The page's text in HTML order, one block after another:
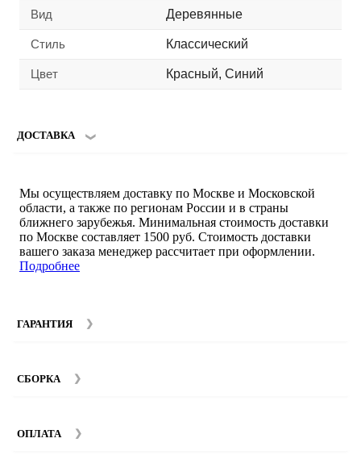
Вид Деревянные
Стиль Классический
Цвет Красный, Синий
ДОСТАВКА
Мы осуществляем доставку по Москве и Московской
области, а также по регионам России и в страны
ближнего зарубежья. Минимальная стоимость доставки
по Москве составляет 1500 руб. Стоимость доставки
вашего заказа менеджер рассчитает при оформлении.
Подробнее
ГАРАНТИЯ
составляет 12 месяцев с момента покупки при
СБОРКА
Стоимость сборки зависит от количества и моделей
ОПЛАТА